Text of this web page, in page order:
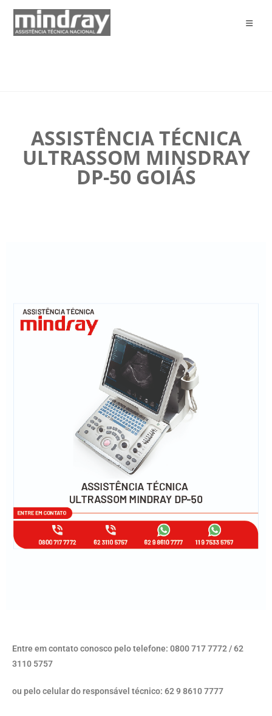
ASSISTÊNCIA TÉCNICA
ULTRASSOM MINSDRAY
DP-50 GOIÁS
Entre em contato conosco pelo telefone: 0800 717 7772 / 62
3110 5757
ou pelo celular do responsável técnico: 62 9 8610 7777